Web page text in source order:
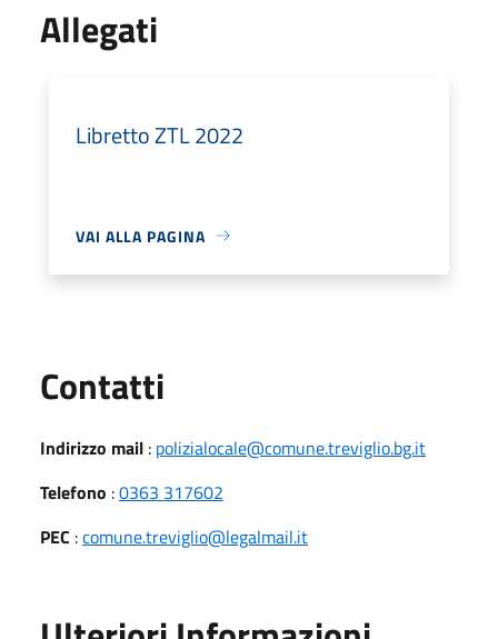
Allegati
Libretto ZTL 2022
VAI ALLA PAGINA
Contatti
Indirizzo mail : polizialocale@comune.treviglio.bg.it
Telefono :0363 317602
PEC :comune.treviglio@legalmail.it